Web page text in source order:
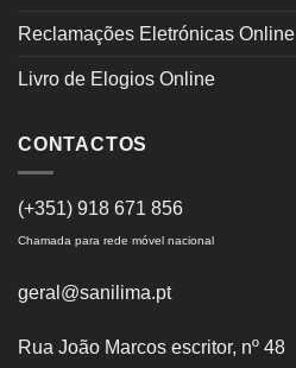
Reclamações Eletrónicas Online
Livro de Elogios Online
CONTACTOS
(+351) 918 671 856
Chamada para rede móvel nacional
geral@sanilima.pt
Rua João Marcos escritor, nº 48